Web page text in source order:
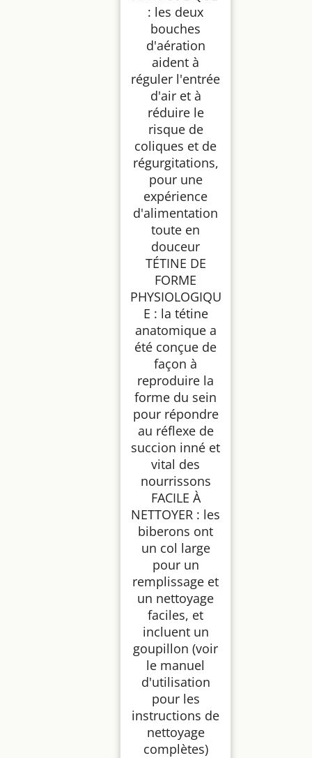
: les deux
bouches
d'aération
aident à
réguler l'entrée
d'air et à
réduire le
risque de
coliques et de
régurgitations,
pour une
expérience
d'alimentation
toute en
douceur
TÉTINE DE
FORME
PHYSIOLOGIQU
E : la tétine
anatomique a
été conçue de
façon à
reproduire la
forme du sein
pour répondre
au réflexe de
succion inné et
vital des
nourrissons
FACILE À
NETTOYER : les
biberons ont
un col large
pour un
remplissage et
un nettoyage
faciles, et
incluent un
goupillon (voir
le manuel
d'utilisation
pour les
instructions de
nettoyage
complètes)